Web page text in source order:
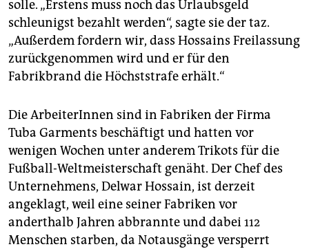
solle. „Erstens muss noch das Urlaubsgeld
schleunigst bezahlt werden“, sagte sie der taz.
„Außerdem fordern wir, dass Hossains Freilassung
zurückgenommen wird und er für den
Fabrikbrand die Höchststrafe erhält.“
Die ArbeiterInnen sind in Fabriken der Firma
Tuba Garments beschäftigt und hatten vor
wenigen Wochen unter anderem Trikots für die
Fußball-Weltmeisterschaft genäht. Der Chef des
Unternehmens, Delwar Hossain, ist derzeit
angeklagt, weil eine seiner Fabriken vor
anderthalb Jahren abbrannte und dabei 112
Menschen starben, da Notausgänge versperrt